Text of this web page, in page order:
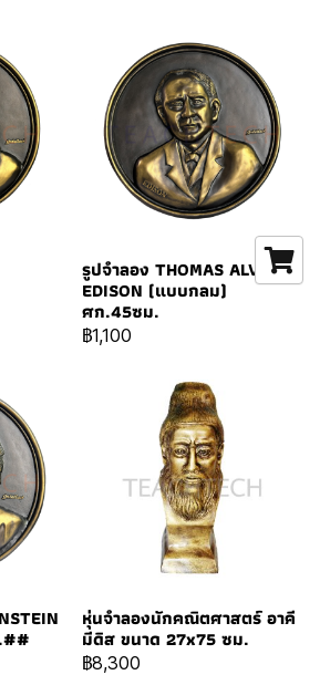
รูปจำลอง THOMAS ALVA
EDISON (แบบกลม)
ศก.45ซม.
฿1,100
หุ่นจำลองนักคณิตศาสตร์ อาคี
มีดิส ขนาด 27x75 ซม.
฿8,300